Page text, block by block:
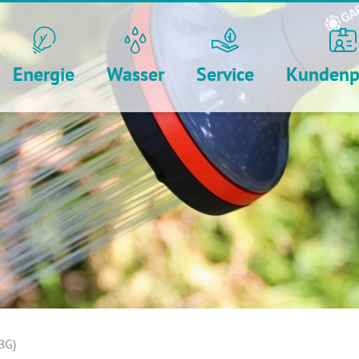
Energie Wasser Service